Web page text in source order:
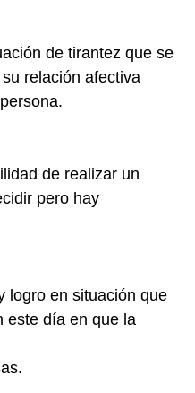
de tirantez que se
relación afectiva
de realizar un
pero hay
logro en situación que
este día en que la